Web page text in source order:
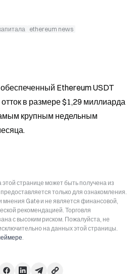
ethereum news
Ethereum USDT
в размере $1,29 миллиарда
крупным недельным
странице может быть получена из
только для ознакомления.
мнения Gate и не является финансовой,
рекомендацией. Торговля
с высоким риском. Пожалуйста, не
на данных этой страницы.
.